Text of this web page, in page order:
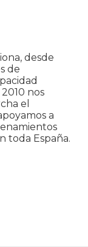
desde
de
nos
el
a
toda España.